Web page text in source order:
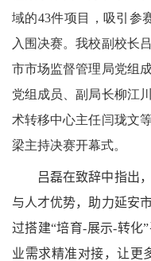
域的43件项目，吸引参
入围决赛。我校副校长
市市场监督管理局党组
党组成员、副局长柳江
术转移中心主任闫珑文
梁主持决赛开幕式。
吕磊在致辞中指出
与人才优势，助力延安
过搭建“培育-展示-转化
业需求精准对接，让更